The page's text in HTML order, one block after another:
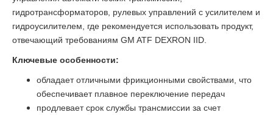
гидротрансформаторов, рулевых управлений с усилителем и
гидроусилителем, где рекомендуется использовать продукт,
отвечающий требованиям GM ATF DEXRON IID.
Ключевые особенности:
обладает отличными фрикционными свойствами, что
обеспечивает плавное переключение передач
продлевает срок службы трансмиссии за счет